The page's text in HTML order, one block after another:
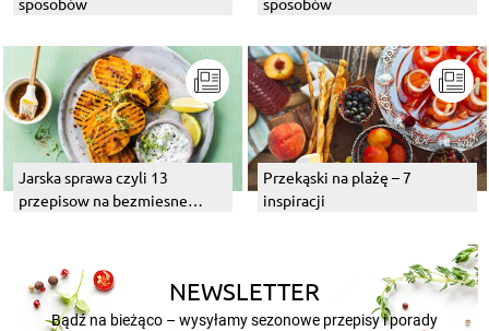
Jarska sprawa czyli 13
przepisow na bezmiesne
Przekąski na plażę – 7
inspiracji
NEWSLETTER
Bądź na bieżąco – wysyłamy sezonowe przepisy i porady